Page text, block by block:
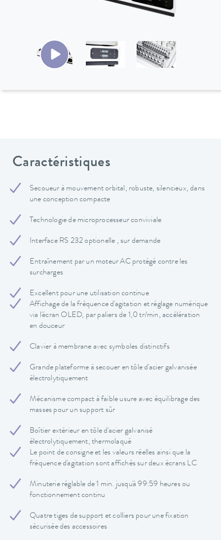
Caractéristiques
Secoueur à mouvement orbital, robuste, silencieux, dans
une conception compacte
Technologie de microprocesseur conviviale
Interface RS 232 optionelle , sur demande
Entraînement par un moteur AC protégé contre les
surcharges
Excellent pour une utilisation continue
Affichage de la fréquence d'agitation et réglage numérique
via l'écran OLED, par paliers de 1,0 tr/min, accélération
en douceur
Clavier à membrane avec symboles distinctifs
Grande plateforme à secouer en tôle d'acier galvanisée
électrolytiquement
Mécanisme compact à faible usure avec équilibrage des
masses pour un support sûr
Boîtier extérieur en tôle d'acier galvanisé
électrolytiquement, thermolaqué
Le point de consigne et les valeurs réelles ainsi que la
fréquence d'agitation sont affichés sur deux écrans LC
Minuterie réglable de 1 min. jusqu'à 99:59 heures ou
fonctionnement continu
Quatre tiges de support et colliers pour une fixation
sécurisée des accessoires